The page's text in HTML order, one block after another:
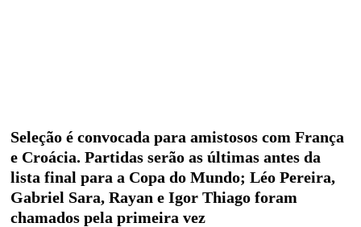
Seleção é convocada para amistosos com França
e Croácia. Partidas serão as últimas antes da
lista final para a Copa do Mundo; Léo Pereira,
Gabriel Sara, Rayan e Igor Thiago foram
chamados pela primeira vez